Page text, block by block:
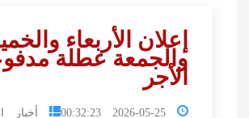
إعلان الأربعاء
والجمعة عطلة
الأجر
2026-05-25 00:32:23 أخبار